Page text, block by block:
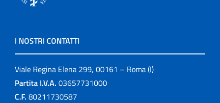
I NOSTRI CONTATTI
Viale Regina Elena 299, 00161 – Roma (I)
Partita I.V.A. 03657731000
C.F. 80211730587